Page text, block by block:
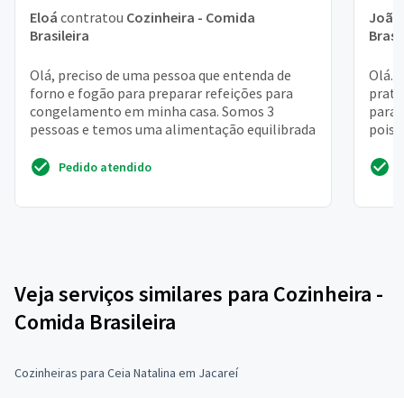
Eloá contratou Cozinheira - Comida
Brasileira
Olá, preciso de uma pessoa que entenda de
forno e fogão para preparar refeições para
congelamento em minha casa. Somos 3
pessoas e temos uma alimentação equilibrada
Pedido atendido
Olá.
para
pois
Veja serviços similares para Cozinheira -
Comida Brasileira
Cozinheiras para Ceia Natalina em Jacareí